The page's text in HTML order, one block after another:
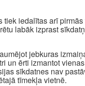
iedalītas arī
labāk izprast
jebkuras
un ērti izmantot
sīkdatnes nav
tīmekļa vietnē.